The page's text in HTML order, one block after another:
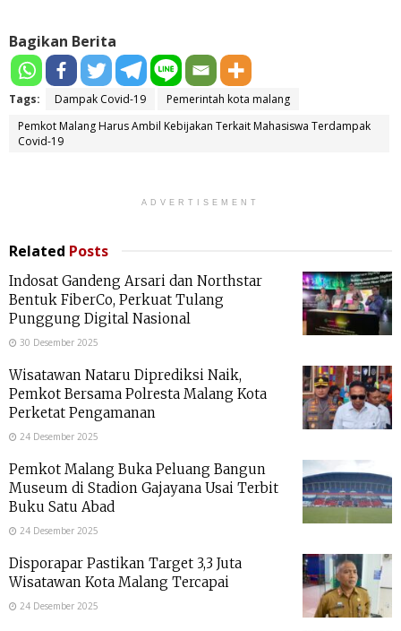
Bagikan Berita
Tags: Dampak Covid-19
Pemerintah kota malang
Pemkot Malang Harus Ambil Kebijakan Terkait Mahasiswa Terdampak
Covid-19
ADVERTISEMENT
Related Posts
Indosat Gandeng Arsari dan Northstar
Bentuk FiberCo, Perkuat Tulang
Punggung Digital Nasional
30 Desember 2025
Wisatawan Nataru Diprediksi Naik,
Pemkot Bersama Polresta Malang Kota
Perketat Pengamanan
24 Desember 2025
Pemkot Malang Buka Peluang Bangun
Museum di Stadion Gajayana Usai Terbit
Buku Satu Abad
24 Desember 2025
Disporapar Pastikan Target 3,3 Juta
Wisatawan Kota Malang Tercapai
24 Desember 2025